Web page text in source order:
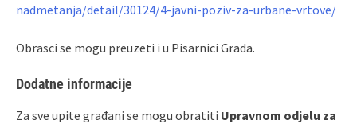
nadmetanja/detail/30124/4-javni-poziv-za-urbane-vrtove/
Obrasci se mogu preuzeti i u Pisarnici Grada.
Dodatne informacije
Za sve upite građani se mogu obratiti Upravnom odjelu za